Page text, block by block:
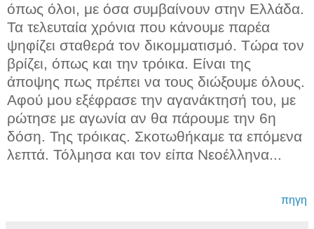
όπως όλοι, με όσα συμβαίνουν στην Ελλάδα.
Τα τελευταία χρόνια που κάνουμε παρέα
ψηφίζει σταθερά τον δικομματισμό. Τώρα τον
βρίζει, όπως και την τρόικα. Είναι της
άποψης πως πρέπει να τους διώξουμε όλους.
Αφού μου εξέφρασε την αγανάκτησή του, με
ρώτησε με αγωνία αν θα πάρουμε την 6η
δόση. Της τρόικας. Σκοτωθήκαμε τα επόμενα
λεπτά. Τόλμησα και τον είπα Νεοέλληνα...
πηγη